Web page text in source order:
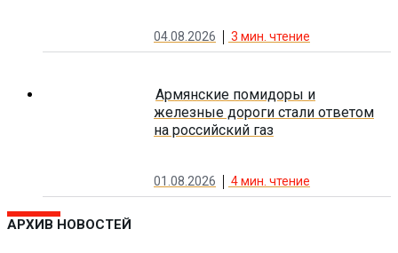
04.08.2026 3 мин. чтение
Армянские помидоры и
железные дороги стали ответом
на российский газ
01.08.2026 4мин. чтение
АРХИВ НОВОСТЕЙ